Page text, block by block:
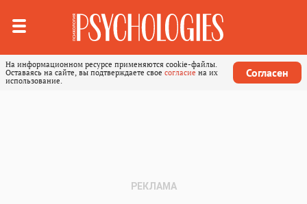
На информационном ресурсе применяются cookie-файлы.
Оставаясь на сайте, вы подтверждаете свое согласие на их
использование.
Согласен